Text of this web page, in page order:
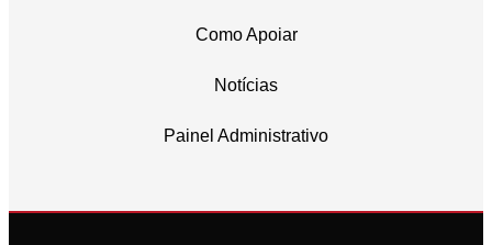
Como Apoiar
Notícias
Painel Administrativo